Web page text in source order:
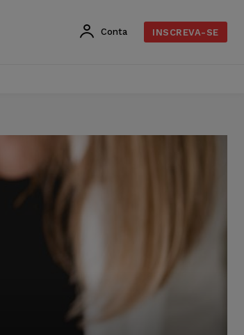
Conta INSCREVA-SE